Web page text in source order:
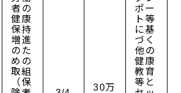
者の
健康
保持
増進
のた
めの
取組
（保
30万
ポー
ト等
に基
づく
他の
健康
教育
等と